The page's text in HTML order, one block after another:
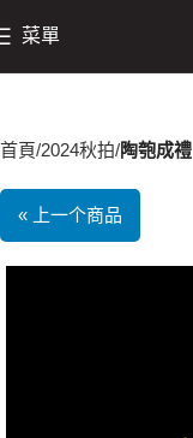
菜單
首頁 2024秋拍 陶匏成禮
« 上一个商品